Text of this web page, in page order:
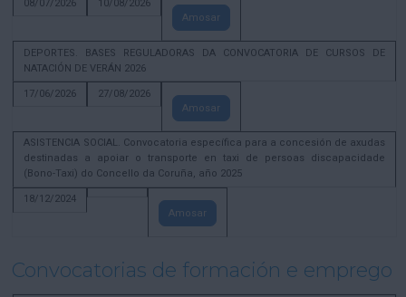
08/07/2026
10/08/2026
Amosar
DEPORTES. BASES REGULADORAS DA CONVOCATORIA DE CURSOS DE
NATACIÓN DE VERÁN 2026
17/06/2026
27/08/2026
Amosar
ASISTENCIA SOCIAL. Convocatoria específica para a concesión de axudas
destinadas a apoiar o transporte en taxi de persoas discapacidade
(Bono-Taxi) do Concello da Coruña, año 2025
18/12/2024
Amosar
Convocatorias de formación e emprego